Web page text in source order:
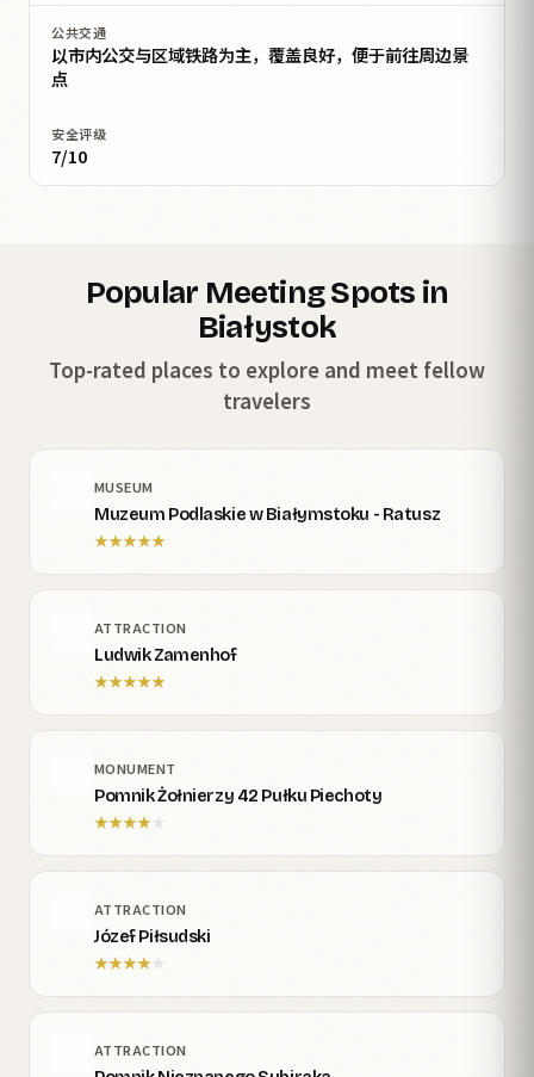
公共交通
以市内公交与区域铁路为主，覆盖良好，便于前往周边景
点
安全评级
7/10
Popular Meeting Spots in
Białystok
Top-rated places to explore and meet fellow
travelers
MUSEUM
Muzeum Podlaskie w Białymstoku - Ratusz
★★★★★
ATTRACTION
Ludwik Zamenhof
★★★★★
MONUMENT
Pomnik Żołnierzy 42 Pułku Piechoty
★★★★★
ATTRACTION
Józef Piłsudski
★★★★★
ATTRACTION